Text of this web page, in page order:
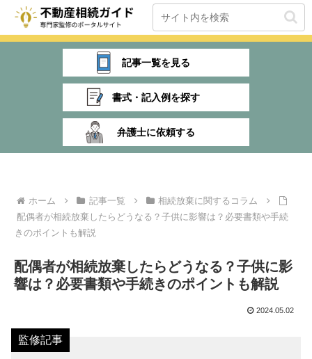
記事一覧を見る
書式・記入例を探す
弁護士に依頼する
ホーム 記事一覧
相続放棄に関するコラム
配偶者が相続放棄したらどうなる？子供に影響は？必要書類や手続
きのポイントも解説
配偶者が相続放棄したらどうなる？子供に影
響は？必要書類や手続きのポイントも解説
2024.05.02